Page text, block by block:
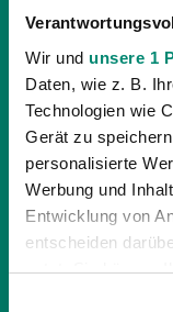
Wir und unsere 1
Daten, wie z. B.
Technologien wie
Gerät zu
personalisierte
Werbung und
Entwicklung von
entscheiden
nutzt. Sie können